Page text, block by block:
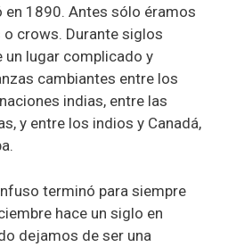
en 1890. Antes sólo éramos
crows. Durante siglos
lugar complicado y
cambiantes entre los
indias, entre las
y entre los indios y Canadá,
terminó para siempre
hace un siglo en
dejamos de ser una